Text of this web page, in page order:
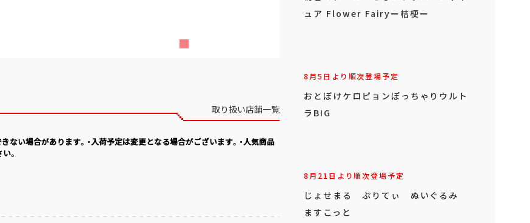
取り扱い店舗一覧
ない場合があります。・入荷予定は変更となる場合がございます。・人気商品
。
ュア Flower Fairyー桔梗ー
8月5日より順次登場予定
おとぼけケロピョンぽっちゃりウルト
ラBIG
8月21日より順次登場予定
じょせまる ぷりてぃ ぬいぐるみ
ますこっと